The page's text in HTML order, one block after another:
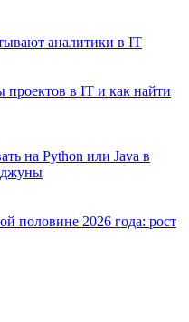
аналитики в IT
проектов в IT и как найти
на Python или Java в
джуны
половине 2026 года: рост